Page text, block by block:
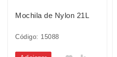
Mochila de Nylon 21L
Código: 15088